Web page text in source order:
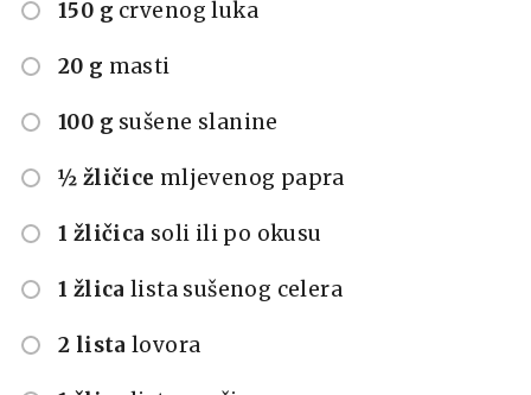
150 g crvenog luka
20 g masti
100 g sušene slanine
½ žličice mljevenog papra
1 žličica soli ili po okusu
1 žlica lista sušenog celera
2 lista lovora